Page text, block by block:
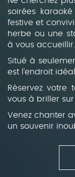
soirées
festive et
herbe ou une
à vous accueillir.
Situé à
est l’endroit
Réservez
vous à briller
Venez chanter
un souvenir